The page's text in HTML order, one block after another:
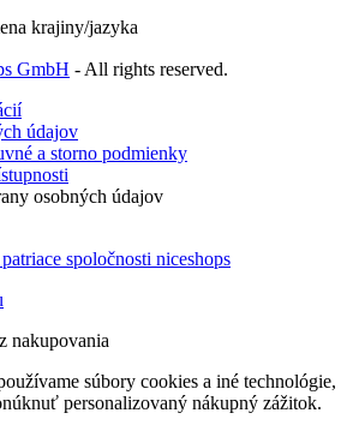
krajiny/jazyka
GmbH - All rights reserved.
údajov
a storno podmienky
osobných údajov
spoločnosti niceshops
nakupovania
súbory cookies a iné technológie,
personalizovaný nákupný zážitok.